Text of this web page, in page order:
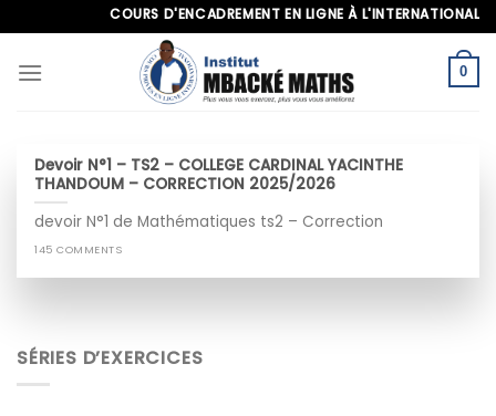
to
content
COURS D'ENCADREMENT EN LIGNE À L'INTERNATIONAL,
0
SÉRIES D’EXERCICES
Devoir N°1 – TS2 – COLLEGE CARDINAL YACINTHE
THANDOUM – CORRECTION 2025/2026
devoir N°1 de Mathématiques ts2 – Correction
145 COMMENTS